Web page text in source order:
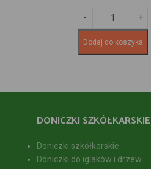
Dodaj do koszyka
DONICZKI SZKÓŁKARSKIE
Doniczki szkółkarskie
Doniczki do iglaków i drzew